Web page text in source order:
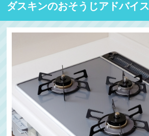
ダスキンのおそうじアドバイス